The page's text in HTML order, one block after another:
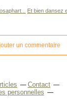
Et bien dansez
un commentaire
Contact
personnelles